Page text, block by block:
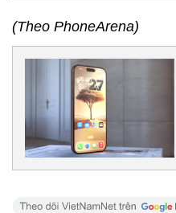
(Theo PhoneArena)